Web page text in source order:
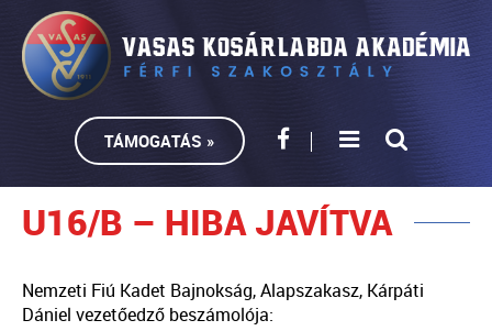
TÁMOGATÁS »
U16/B – HIBA JAVÍTVA
Nemzeti Fiú Kadet Bajnokság, Alapszakasz, Kárpáti
Dániel vezetőedző beszámolója: